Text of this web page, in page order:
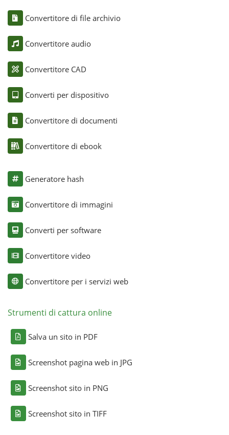
Convertitore di file archivio
Convertitore audio
Convertitore CAD
Converti per dispositivo
Convertitore di documenti
Convertitore di ebook
Generatore hash
Convertitore di immagini
Converti per software
Convertitore video
Convertitore per i servizi web
Strumenti di cattura online
Salva un sito in PDF
Screenshot pagina web in JPG
Screenshot sito in PNG
Screenshot sito in TIFF